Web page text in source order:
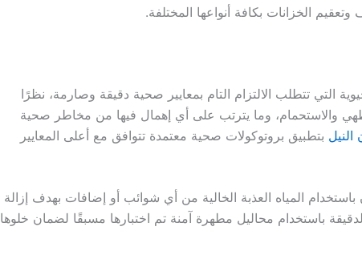
الخزانات بكافة أنواعها المختلفة.
التي تتطلب الالتزام التام بمعايير صحية دقيقة وصارمة، نظرًا
والاستحمام، وما يترتب على أي إهمال فيها من مخاطر صحية
بتطبيق بروتوكولات صحية معتمدة تتوافق مع أعلى المعايير
المياه العذبة الخالية من أي شوائب أو إضافات بهدف إزالة
باستخدام محاليل مطهرة آمنة تم اختبارها مسبقًا لضمان خلوها